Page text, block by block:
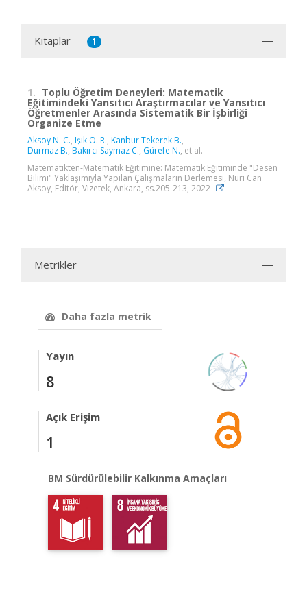
Kitaplar 1
1. Toplu Öğretim Deneyleri: Matematik
Eğitimindeki Yansıtıcı Araştırmacılar ve Yansıtıcı
Öğretmenler Arasında Sistematik Bir İşbirliği
Organize Etme
Aksoy N. C., Işık O. R., Kanbur Tekerek B.,
Durmaz B., Bakırcı Saymaz C., Gürefe N., et al.
Matematikten-Matematik Eğitimine: Matematik Eğitiminde "Desen
Bilimi" Yaklaşımıyla Yapılan Çalışmaların Derlemesi, Nuri Can
Aksoy, Editör, Vizetek, Ankara, ss.205-213, 2022
Metrikler
Daha fazla metrik
Yayın
8
Açık Erişim
1
BM Sürdürülebilir Kalkınma Amaçları